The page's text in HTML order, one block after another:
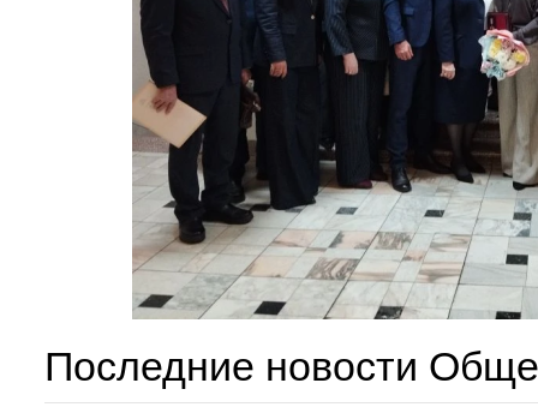
Последние новости